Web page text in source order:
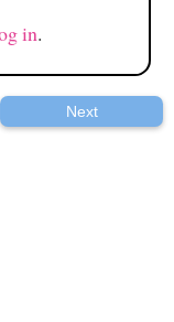
in.
Next